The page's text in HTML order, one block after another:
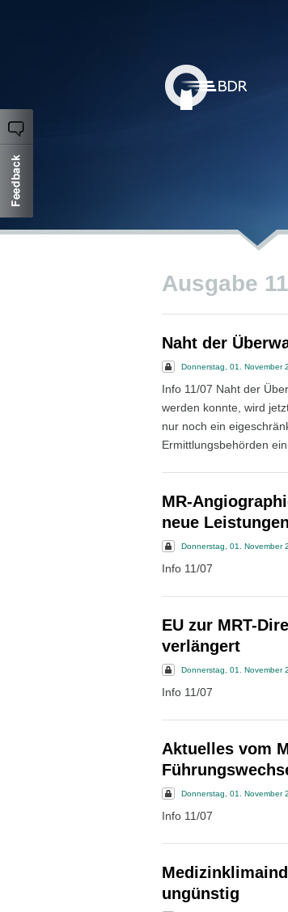
Ausgabe
Naht der
Donnerstag, 01. November
Info 11/07 Naht der
werden konnte, wird
nur noch ein
Ermittlungsbehörden
MR-
neue Leistungen
Donnerstag, 01. November
Info 11/07
EU zur MRT-
verlängert
Donnerstag, 01. November
Info 11/07
Aktuelles vom
Donnerstag, 01. November
Info 11/07
ungünstig